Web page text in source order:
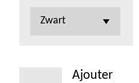
Ajouter